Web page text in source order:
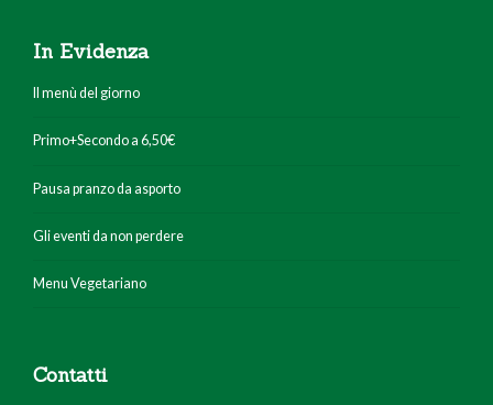
In Evidenza
Il menù del giorno
Primo+Secondo a 6,50€
Pausa pranzo da asporto
Gli eventi da non perdere
Menu Vegetariano
Contatti